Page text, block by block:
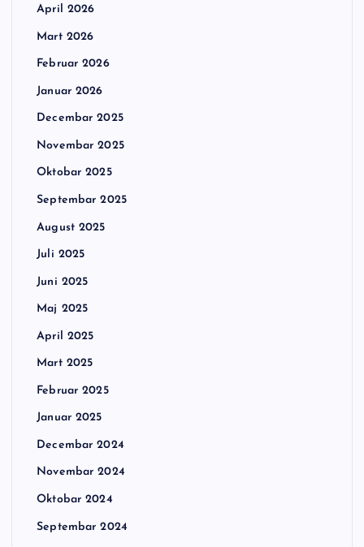
April 2026
Mart 2026
Februar 2026
Januar 2026
Decembar 2025
Novembar 2025
Oktobar 2025
Septembar 2025
August 2025
Juli 2025
Juni 2025
Maj 2025
April 2025
Mart 2025
Februar 2025
Januar 2025
Decembar 2024
Novembar 2024
Oktobar 2024
Septembar 2024